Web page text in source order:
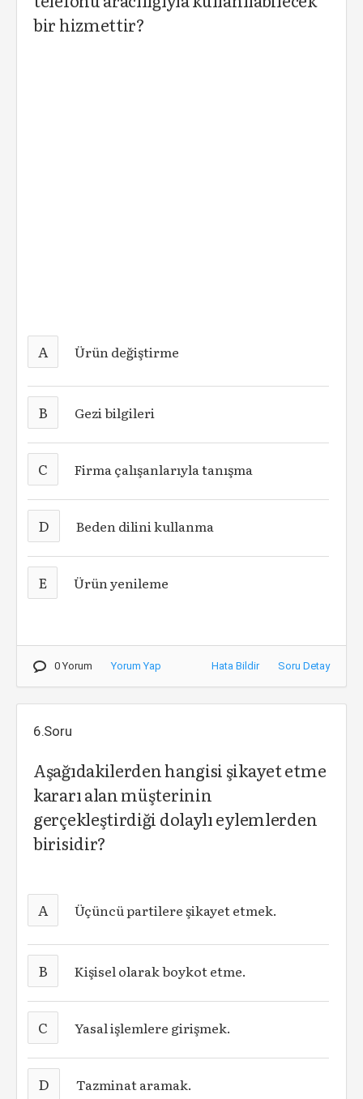
bir hizmettir?
A Ürün değiştirme
B Gezi bilgileri
C Firma çalışanlarıyla tanışma
D Beden dilini kullanma
E Ürün yenileme
0 Yorum Yorum Yap Hata Bildir Soru Detay
6.Soru
Aşağıdakilerden hangisi şikayet etme
kararı alan müşterinin
gerçekleştirdiği dolaylı eylemlerden
birisidir?
A Üçüncü partilere şikayet etmek.
B Kişisel olarak boykot etme.
C Yasal işlemlere girişmek.
D Tazminat aramak.